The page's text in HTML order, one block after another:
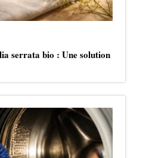
serrata bio : Une solution